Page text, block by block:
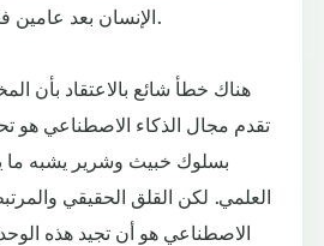
الإنسان بعد عامين فقط وذلك بحلول 2052.
هناك خطأ شائع بالاعتقاد بأن
تقدم مجال الذكاء الاصطناعي هو
بسلوك خبيث وشرير يشبه ما
العلمي. لكن القلق الحقيقي
الاصطناعي هو أن تجيد هذه